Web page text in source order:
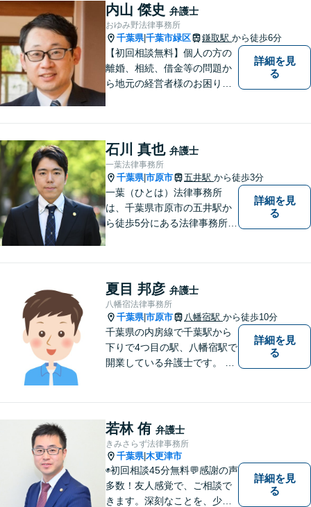
相談ください。
内山 傑史 弁護士
おゆみ野法律事務所
千葉県|千葉市緑区 鎌取駅 から徒歩6分
【初回相談無料】個人の方の
離婚、相続、借金等の問題か
ら地元の経営者様のお困りご
詳細を見
る
石川 真也 弁護士
一葉法律事務所
千葉県|市原市 五井駅 から徒歩3分
一葉（ひとは）法律事務所
は、千葉県市原市の五井駅か
ら徒歩5分にある法律事務所で
す。
詳細を見
る
夏目 邦彦 弁護士
八幡宿法律事務所
千葉県|市原市 八幡宿駅 から徒歩10分
千葉県の内房線で千葉駅から
下りで4つ目の駅、八幡宿駅で
開業している弁護士です。 八
おります。
詳細を見
る
若林 侑 弁護士
きみさらず法律事務所
千葉県|木更津市
◉初回相談45分無料💬感謝の声
多数！友人感覚で、ご相談で
きます。深刻なことを、少し
詳細を見
る